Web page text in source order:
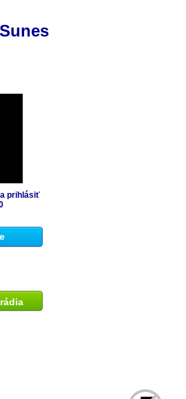
prihlásiť